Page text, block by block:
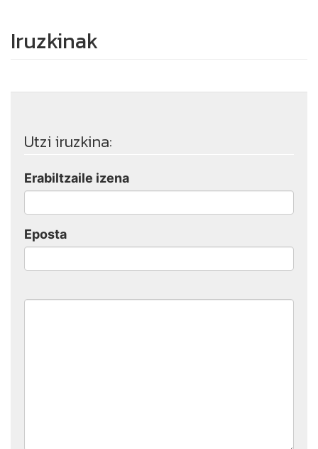
Iruzkinak
Utzi iruzkina:
Erabiltzaile izena
Eposta